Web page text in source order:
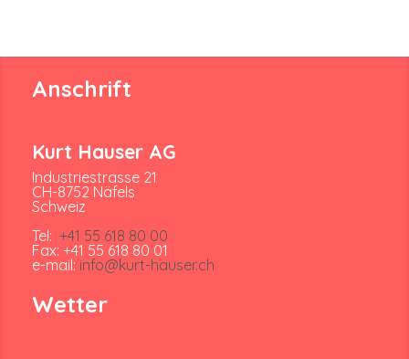
Anschrift
Kurt Hauser AG
Industriestrasse 21
CH-8752 Näfels
Schweiz
Tel: +41 55 618 80 00
Fax: +41 55 618 80 01
e-mail: info@kurt-hauser.ch
Wetter